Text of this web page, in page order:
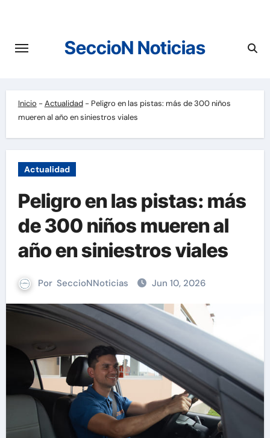
contenido
SeccioN Noticias
Inicio - Actualidad- Peligro en las pistas: más de 300 niños
mueren al año en siniestros viales
Actualidad
Peligro en las pistas: más
de 300 niños mueren al
año en siniestros viales
Por SeccioNNoticias Jun 10, 2026